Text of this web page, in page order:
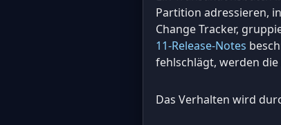
Partition adressieren,
Change Tracker,
11-Release-Notes
fehlschlägt, werden
Das Verhalten wird